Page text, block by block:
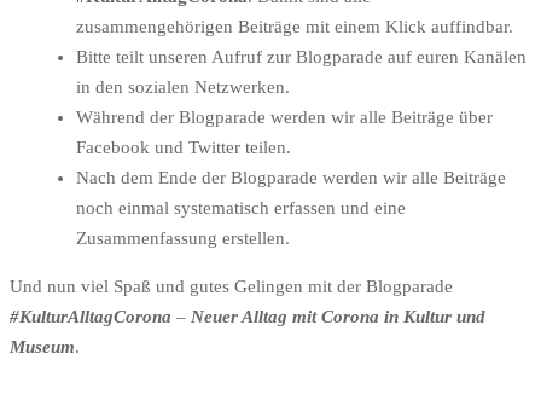
zusammengehörigen Beiträge mit einem Klick auffindbar.
Bitte teilt unseren Aufruf zur Blogparade auf euren Kanälen
in den sozialen Netzwerken.
Während der Blogparade werden wir alle Beiträge über
Facebook und Twitter teilen.
Nach dem Ende der Blogparade werden wir alle Beiträge
noch einmal systematisch erfassen und eine
Zusammenfassung erstellen.
Und nun viel Spaß und gutes Gelingen mit der Blogparade
#KulturAlltagCorona – Neuer Alltag mit Corona in Kultur und
Museum.